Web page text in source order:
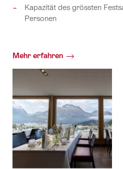
Kapazität des grössten
Personen
Mehr erfahren